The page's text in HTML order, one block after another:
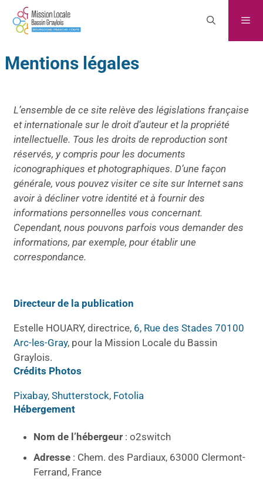
Mentions légales
L’ensemble de ce site relève des législations française
et internationale sur le droit d’auteur et la propriété
intellectuelle. Tous les droits de reproduction sont
réservés, y compris pour les documents
iconographiques et photographiques. D’une façon
générale, vous pouvez visiter ce site sur Internet sans
avoir à décliner votre identité et à fournir des
informations personnelles vous concernant.
Cependant, nous pouvons parfois vous demander des
informations, par exemple, pour établir une
correspondance.
Directeur de la publication
Estelle HOUARY, directrice, 6, Rue des Stades 70100
Arc-les-Gray, pour la Mission Locale du Bassin
Graylois.
Crédits Photos
Pixabay, Shutterstock, Fotolia
Hébergement
Nom de l’hébergeur : o2switch
Adresse : Chem. des Pardiaux, 63000 Clermont-
Ferrand, France